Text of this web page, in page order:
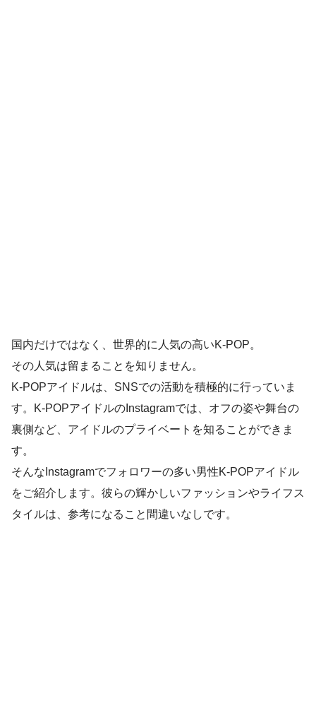
国内だけではなく、世界的に人気の高いK-POP。
その人気は留まることを知りません。
K-POPアイドルは、SNSでの活動を積極的に行っていま
す。K-POPアイドルのInstagramでは、オフの姿や舞台の
裏側など、アイドルのプライベートを知ることができま
す。
そんなInstagramでフォロワーの多い男性K-POPアイドル
をご紹介します。彼らの輝かしいファッションやライフス
タイルは、参考になること間違いなしです。